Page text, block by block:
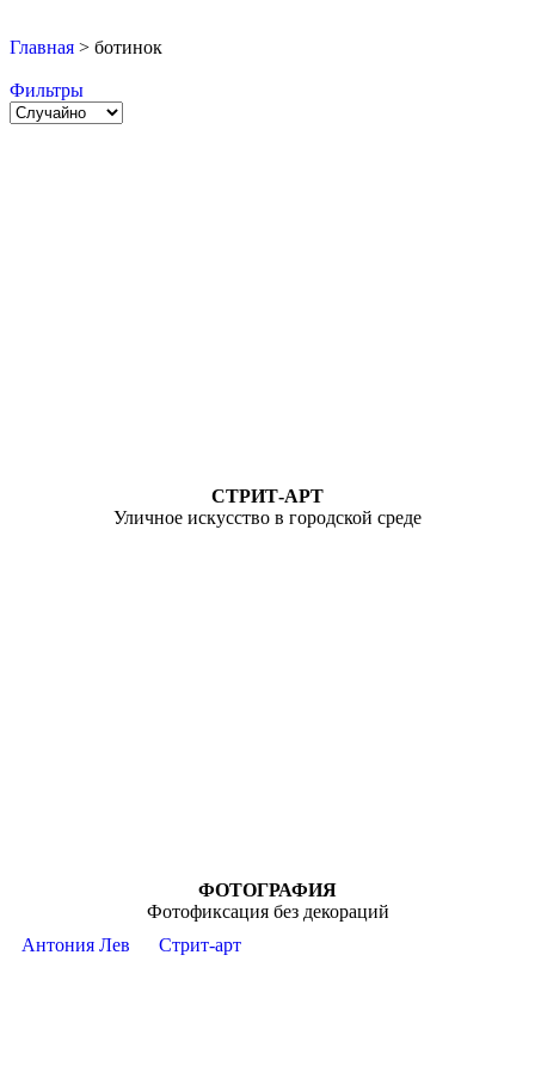
Главная > ботинок
Фильтры
СТРИТ-АРТ
Уличное искусство в городской среде
ФОТОГРАФИЯ
Фотофиксация без декораций
Антония Лев
Стрит-арт